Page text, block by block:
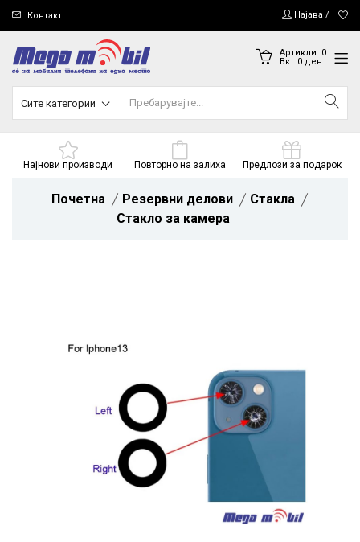
Контакт Најава /
Артикли: 0
Вк.: 0ден.
Сите категории
Најнови производи Повторно на залиха Предлози за подарок
Почетна Резервни делови
Стакла
Стакло за камера